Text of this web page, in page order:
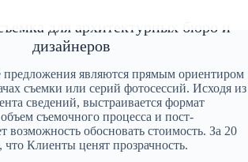
для архитектурных бюро и
дизайнеров
являются прямым ориентиром
съемки или серий фотосессий. Исходя из
сведений, выстраивается формат
съемочного процесса и пост-
возможность обосновать стоимость. За 20
Клиенты ценят прозрачность.